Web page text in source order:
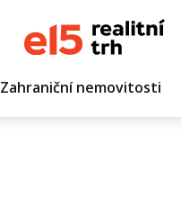
Zahraniční nemovitosti